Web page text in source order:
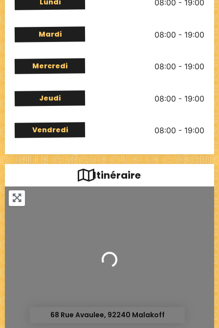
Lundi 08:00 - 19:00
Mardi 08:00 - 19:00
Mercredi 08:00 - 19:00
Jeudi 08:00 - 19:00
Vendredi 08:00 - 19:00
Itinéraire
Chargement...
68 Rue Avaulee, 92240 Malakoff